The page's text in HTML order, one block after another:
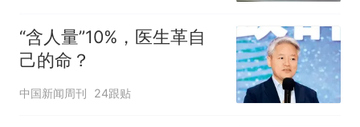
“含人量”10%，医生革自
己的命？
中国新闻周刊 24跟贴